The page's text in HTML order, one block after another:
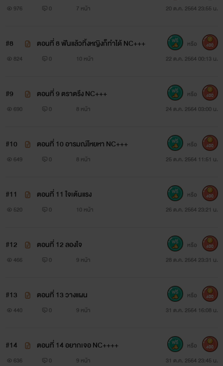
976 0 7 หน้า 20 ต.ค. 2564 23:55 น.
#8 ตอนที่ 8 ฟันแล้วทิ้งหญิงก็ทำได้ NC+++
824 0 10 หน้า 22 ต.ค. 2564 00:13 น.
หรือ 400
#9 ตอนที่ 9 ตราตรึง NC+++
690 0 8 หน้า 24 ต.ค. 2564 03:00 น.
หรือ 400
#10 ตอนที่ 10 อารมณ์โหยหา NC+++
649 0 8 หน้า 25 ต.ค. 2564 11:51 น.
หรือ 400
#11 ตอนที่ 11 ใจเต้นแรง
520 0 10 หน้า 26 ต.ค. 2564 23:21 น.
หรือ 400
#12 ตอนที่ 12 ลองใจ
466 0 9 หน้า 28 ต.ค. 2564 23:31 น.
หรือ 400
#13 ตอนที่ 13 วางแผน
440 0 9 หน้า 31 ต.ค. 2564 16:08 น.
หรือ 400
#14 ตอนที่ 14 อยากเจอ NC++++
636 0 9 หน้า 31 ต.ค. 2564 23:45 น.
หรือ 400